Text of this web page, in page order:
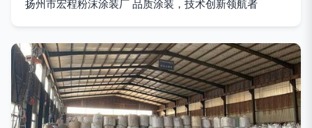
扬州市宏程粉沫涂装厂 品质涂装，技术创新领航者